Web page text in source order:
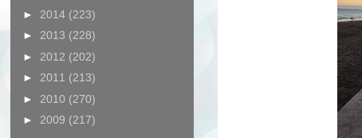
► 2014 (223)
► 2013 (228)
► 2012 (202)
► 2011 (213)
► 2010 (270)
► 2009 (217)